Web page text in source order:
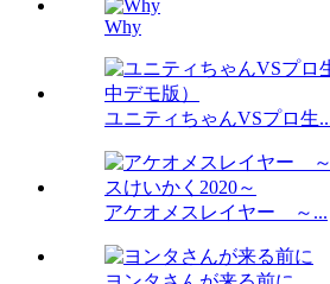
Why
ユニティちゃんVSプロ生
アケオメスレイヤー ～...